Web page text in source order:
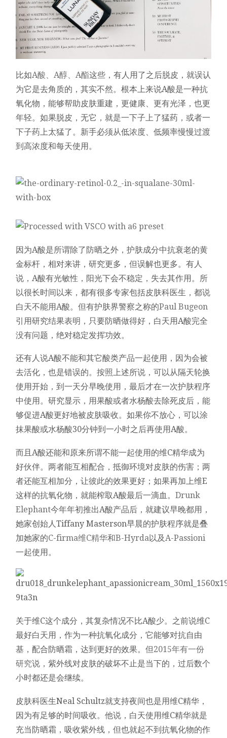
比如A酸、A醇、A酯这些，有人用了之后脱皮，就误认
为它是去角质的，其实不然。根本上来说A酸是一种抗
氧化物，能够帮助皮肤重建，更健康、更有光泽，也更
年轻。如果脱皮，无它，就是一下子上了猛药，或者一
下子药上太猛了。新手必须从低浓度、低频率慢慢过渡
到高浓度和每天使用。
因为A酸是所谓除了防晒之外，护肤成分中抗衰老的黄
金标杆，相对来讲，研究更多，但误解也更多。有人
说，A酸有光敏性，阳光下会不稳定，失去其作用。所
以很长时间以来，都有很多专家包括皮肤科医生，都说
白天不能用A酸。但有护肤界警察之称的Paul Bugeon
引用研究结果表明，只要防晒做得好，白天用A酸完全
没有问题，绝对稳定发挥功效。
还有人说A酸不能和其它酸类产品一起使用，因为会被
去活化，也是错误的。按照上述所说，可以从隔天轮换
使用开始，到一天分早晚使用，最后才在一次护肤程序
中使用。研究显示，用果酸或者水杨酸去除死皮后，能
够促进A酸更好地被皮肤吸收。如果你不放心，可以涂
抹果酸或水杨酸30分钟到一小时之后再使用A酸。
而且A酸还能和原来所谓不能一起使用的维C精华成为
好伙伴。两者能互相配合，抵御环境对皮肤的伤害；两
者还能互相加分，让彼此的效果更好；如果再加上维E
这样的抗氧化物，就能榨取A酸最后一滴血。Drunk
Elephant今年年初推出A酸产品后，就建议早晚都用，
她家创始人Tiffany Masterson早晨的护肤程序就是叠
加她家的C-firma维C精华和B-Hyrda以及A-Passioni
一起使用。
关于维C这个成分，其复杂情况不比A酸少。之前说维C
最好白天用，作为一种抗氧化成分，它能够对抗自由
基，配合防晒霜，达到更好的效果。但2015年有一份
研究说，紫外线对皮肤的破坏不止是当下的，过后数个
小时都还是会继续。
皮肤科医生Neal Schultz就支持夜间也是用维C精华，
因为有足够的时间吸收。他说，白天使用维C精华就是
充当防晒霜，吸收紫外线，但也就起不到抗氧化物的作